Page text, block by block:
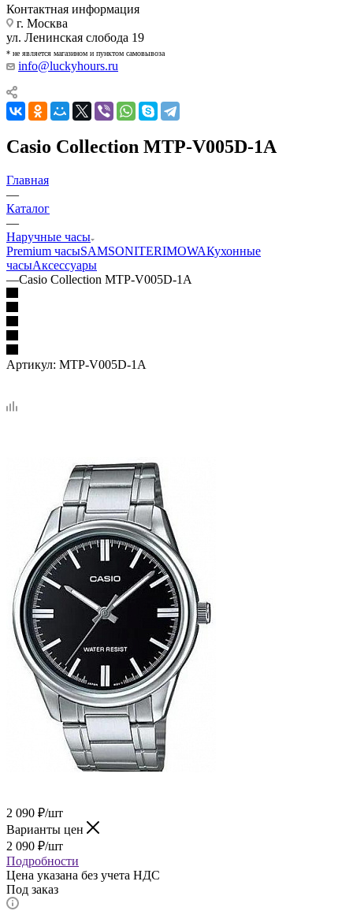
Контактная информация
г. Москва
ул. Ленинская слобода 19
* не является магазином и пунктом самовывоза
info@luckyhours.ru
Casio Collection MTP-V005D-1A
Главная
—
Каталог
—
Наручные часы
Premium часыSAMSONITERIMOWAКухонные
часыАксессуары
—Casio Collection MTP-V005D-1A
Артикул: MTP-V005D-1A
2 090 ₽/шт
Варианты цен
2 090 ₽/шт
Подробности
Цена указана без учета НДС
Под заказ